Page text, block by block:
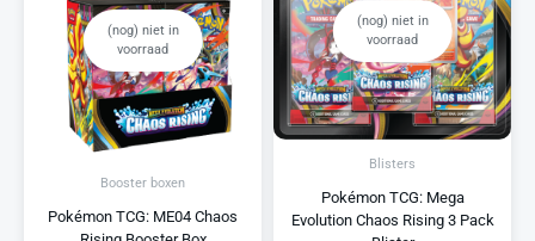
(nog) niet in
voorraad
Booster boxen
Pokémon TCG: ME04 Chaos
(nog) niet in
voorraad
Blisters
Pokémon TCG: Mega
Evolution Chaos Rising 3 Pack